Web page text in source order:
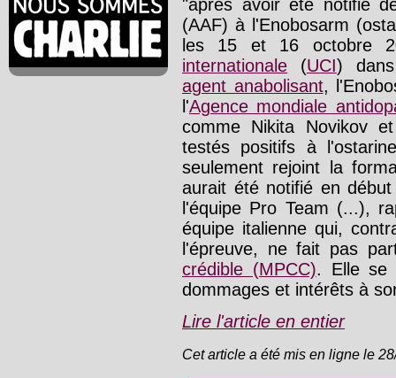
"après avoir été notifié
(AAF) à l'Enobosarm
les 15 et 16 octobre
internationale (UCI)
agent anabolisant,
l'Agence mondiale
comme Nikita Novikov
testés positifs à
seulement rejoint la
aurait été notifié en
l'équipe Pro Team (...),
équipe italienne qui,
l'épreuve, ne fait pas
crédible (MPCC). Elle se
dommages et intérêts à
Lire l'article en entier
Cet article a été mis en ligne le